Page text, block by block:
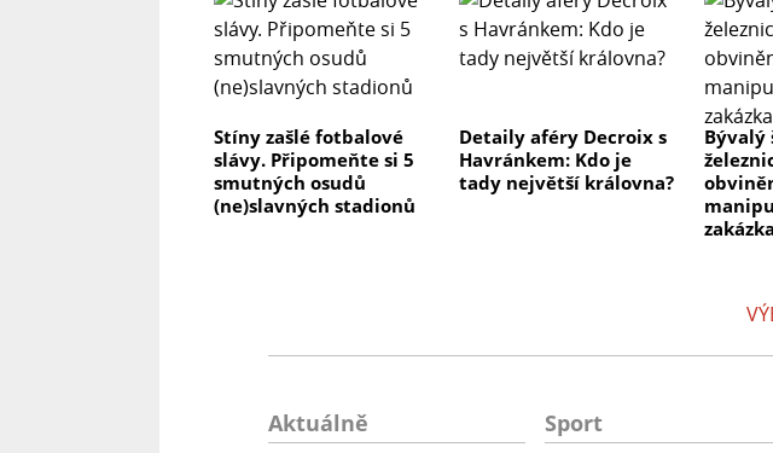
Stíny zašlé fotbalové
slávy. Připomeňte si 5
smutných osudů
(ne)slavných stadionů
Detaily aféry Decroix s
Havránkem: Kdo je
tady největší královna?
Bývalý
Aktuálně Sport